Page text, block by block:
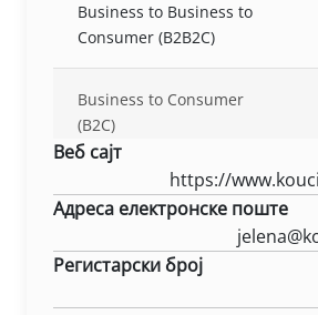
Business to Business to
Consumer (B2B2C)
Business to Consumer
(B2C)
Веб сајт
https://
Адреса електронске поште
Регистарски број